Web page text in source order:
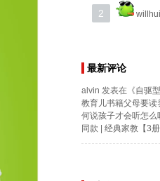
2 willhui
最新评论
alvin 发表在《自驱
教育儿书籍父母要
何说孩子才会听怎
同款 | 经典家教【3